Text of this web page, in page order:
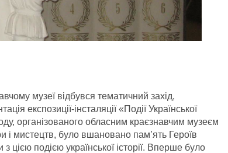
музеї відбувся тематичний захід,
експозиції-інсталяції «Події Української
організованого обласним краєзнавчим музеєм
і мистецтв, було вшановано пам’ять Героїв
цією подією української історії. Вперше було